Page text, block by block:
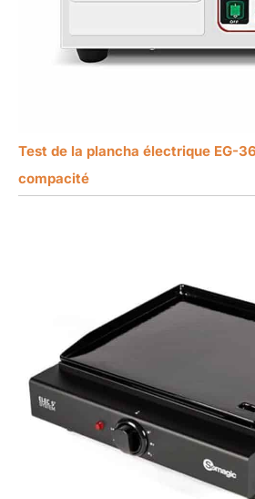
Test de la plancha électrique EG-
compacité